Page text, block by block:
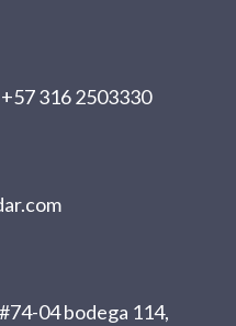
+57 316 2503330
04 bodega 114,